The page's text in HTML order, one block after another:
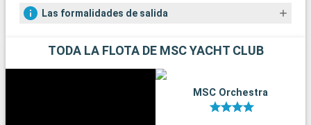
Las formalidades de salida
TODA LA FLOTA DE MSC YACHT CLUB
MSC Orchestra